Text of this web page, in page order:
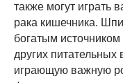
также могут играть
рака кишечника.
богатым
других питательных
играющую важную